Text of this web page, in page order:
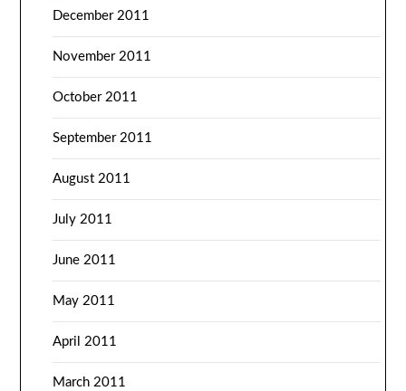
December 2011
November 2011
October 2011
September 2011
August 2011
July 2011
June 2011
May 2011
April 2011
March 2011